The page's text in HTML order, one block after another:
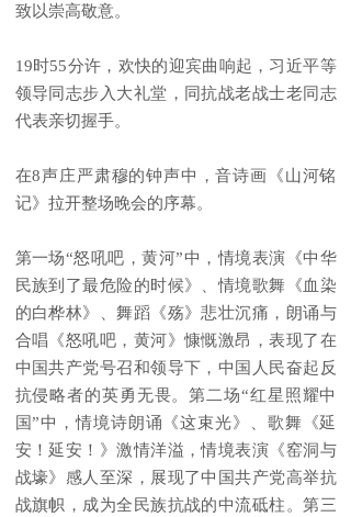
致以崇高敬意。
19时55分许，欢快的迎宾曲响起，习近平等
领导同志步入大礼堂，同抗战老战士老同志
代表亲切握手。
在8声庄严肃穆的钟声中，音诗画《山河铭
记》拉开整场晚会的序幕。
第一场“怒吼吧，黄河”中，情境表演《中华
民族到了最危险的时候》、情境歌舞《血染
的白桦林》、舞蹈《殇》悲壮沉痛，朗诵与
合唱《怒吼吧，黄河》慷慨激昂，表现了在
中国共产党号召和领导下，中国人民奋起反
抗侵略者的英勇无畏。第二场“红星照耀中
国”中，情境诗朗诵《这束光》、歌舞《延
安！延安！》激情洋溢，情境表演《窑洞与
战壕》感人至深，展现了中国共产党高举抗
战旗帜，成为全民族抗战的中流砥柱。第三